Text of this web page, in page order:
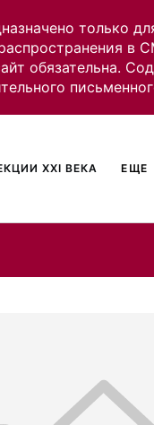
только
в
обязательна.
XXI ВЕКА ЕЩЕ